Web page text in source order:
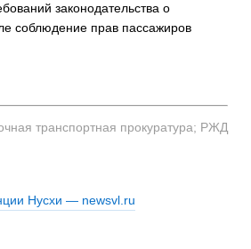
законодательства о
соблюдение прав пассажиров
транспортная прокуратура; РЖД